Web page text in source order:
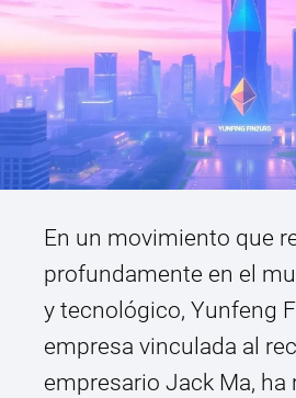
En un movimiento que
profundamente en el
y tecnológico, Yunfeng
empresa vinculada al
empresario Jack Ma, ha